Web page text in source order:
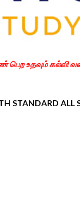
பெற உதவும் கல்வி
STANDARD ALL